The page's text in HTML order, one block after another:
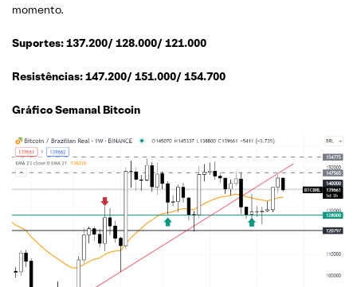
momento.
Suportes: 137.200/ 128.000/ 121.000
Resistências: 147.200/ 151.000/ 154.700
Gráfico Semanal Bitcoin